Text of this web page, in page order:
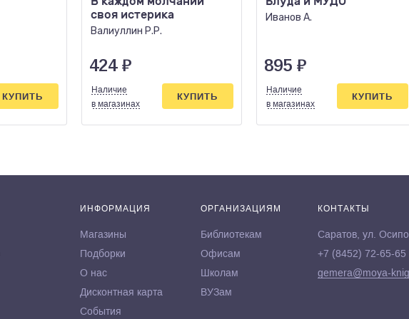
КУПИТЬ
своя истерика
Валиуллин Р.Р.
424 ₽
Наличие
в магазинах
КУПИТЬ
Иванов А.
895 ₽
Наличие
в магазинах
КУПИТЬ
ИНФОРМАЦИЯ
Магазины
Подборки
О нас
Дисконтная карта
События
ОРГАНИЗАЦИЯМ
Библиотекам
Офисам
Школам
ВУЗам
КОНТАКТЫ
Саратов, ул.
+7 (8452) 72-65-65
gemera@moya-